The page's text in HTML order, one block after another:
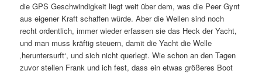
die GPS Geschwindigkeit liegt weit über dem, was die Peer Gynt
aus eigener Kraft schaffen würde. Aber die Wellen sind noch
recht ordentlich, immer wieder erfassen sie das Heck der Yacht,
und man muss kräftig steuern, damit die Yacht die Welle
‚heruntersurft‘, und sich nicht querlegt. Wie schon an den Tagen
zuvor stellen Frank und ich fest, dass ein etwas größeres Boot